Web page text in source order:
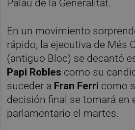
Palau de la Generalitat.
En un movimiento
rápido, la ejecutiva de Més
(antiguo Bloc) se decantó
Papi Robles como su
suceder a Fran Ferri como
decisión final se tomará en
parlamentario el martes.